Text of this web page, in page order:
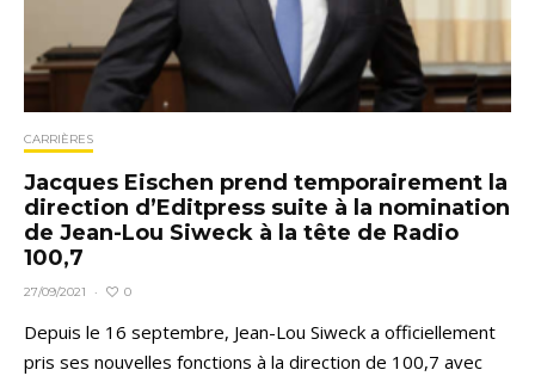
CARRIÈRES
Jacques Eischen prend temporairement la
direction d’Editpress suite à la nomination
de Jean-Lou Siweck à la tête de Radio
100,7
27/09/2021 · 0
Depuis le 16 septembre, Jean-Lou Siweck a officiellement
pris ses nouvelles fonctions à la direction de 100,7 avec